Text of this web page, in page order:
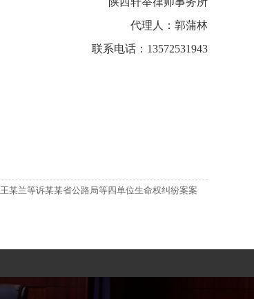
代理人：郭蒲林
联系电话：13572531943
王某兰等诉某某省公路局等四单位生命权纠纷案案